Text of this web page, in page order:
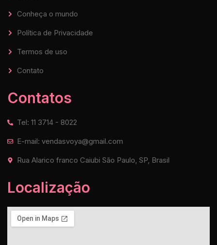
Conheça o mundo
Política de Privacidade
Termos de uso
Contato
Contatos
Tel: 11 3714 - 8022
E-mail: vendasvoya@gmail.com
Rua Alarico franco Caiubi São Paulo, SP, Brasil
Localização